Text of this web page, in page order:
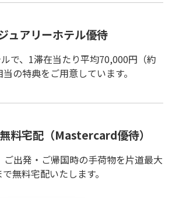
ュアリーホテル優待
で、1滞在当たり平均70,000円（約
の特典をご用意しています。
料宅配（Mastercard優待）
出発・ご帰国時の手荷物を片道最大
無料宅配いたします。